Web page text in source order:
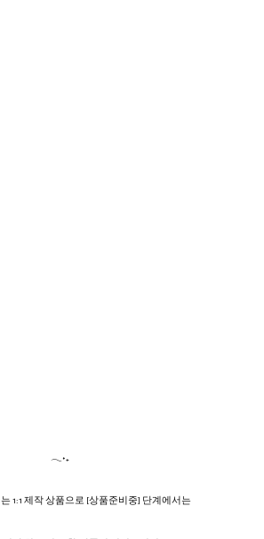
𓂃˖₊
1:1 제작 상품으로 [상품준비중] 단계에서는